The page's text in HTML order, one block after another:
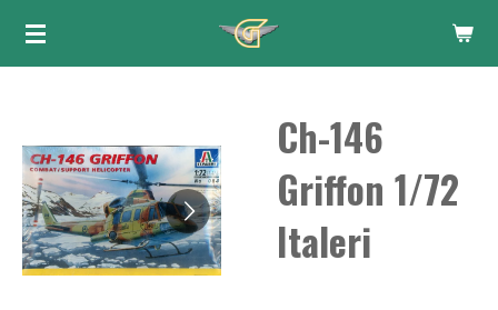
Ga
hoofdinhoud
Ch-146
Griffon 1/72
Italeri